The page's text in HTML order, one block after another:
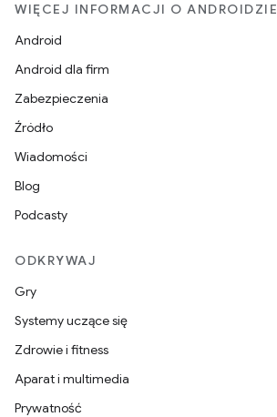
WIĘCEJ INFORMACJI O ANDROIDZIE
Android
Android dla firm
Zabezpieczenia
Źródło
Wiadomości
Blog
Podcasty
ODKRYWAJ
Gry
Systemy uczące się
Zdrowie i fitness
Aparat i multimedia
Prywatność